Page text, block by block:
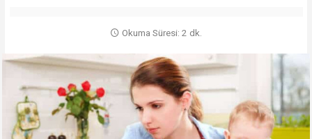
Okuma Süresi: 2 dk.